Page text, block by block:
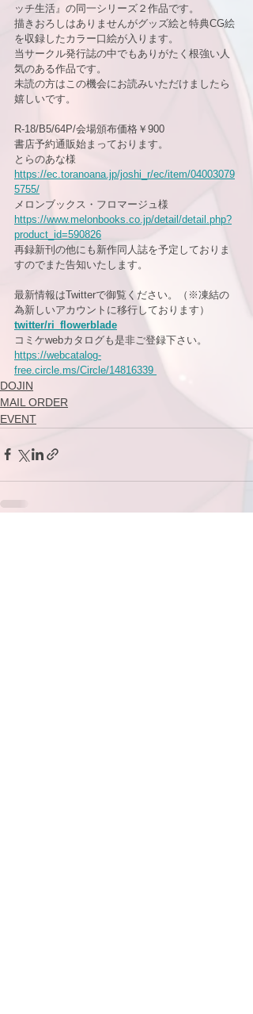
ッチ生活』の同一シリーズ２作品です。
描きおろしはありませんがグッズ絵と特典CG絵
を収録したカラー口絵が入ります。
当サークル発行誌の中でもありがたく根強い人
気のある作品です。
未読の方はこの機会にお読みいただけましたら
嬉しいです。
R-18/B5/64P/会場頒布価格￥900
書店予約通販始まっております。
とらのあな様
https://ec.toranoana.jp/joshi_r/ec/item/04003079
5755/
メロンブックス・フロマージュ様
https://www.melonbooks.co.jp/detail/detail.php?
product_id=590826
再録新刊の他にも新作同人誌を予定しておりま
すのでまた告知いたします。
最新情報はTwitterで御覧ください。（※凍結の
為新しいアカウントに移行しております）
twitter/ri_flowerblade
コミケwebカタログも是非ご登録下さい。
https://webcatalog-
free.circle.ms/Circle/14816339
DOJIN
MAIL ORDER
EVENT